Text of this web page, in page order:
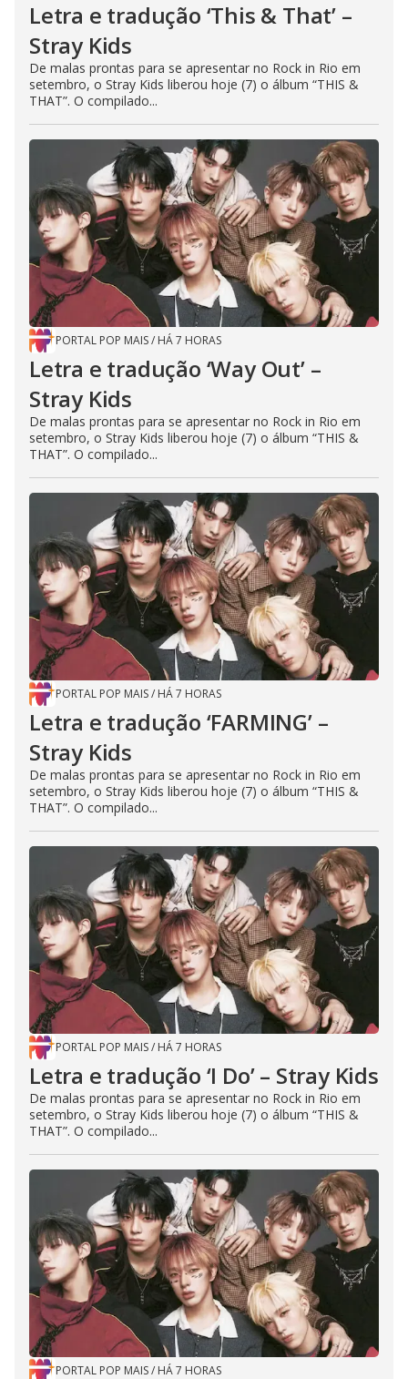
Letra e tradução ‘This & That’ –
Stray Kids
De malas prontas para se apresentar no Rock in Rio em
setembro, o Stray Kids liberou hoje (7) o álbum “THIS &
THAT”. O compilado...
PORTAL POP MAIS/ HÁ 7 HORAS
Letra e tradução ‘Way Out’ –
Stray Kids
De malas prontas para se apresentar no Rock in Rio em
setembro, o Stray Kids liberou hoje (7) o álbum “THIS &
THAT”. O compilado...
PORTAL POP MAIS/ HÁ 7 HORAS
Letra e tradução ‘FARMING’ –
Stray Kids
De malas prontas para se apresentar no Rock in Rio em
setembro, o Stray Kids liberou hoje (7) o álbum “THIS &
THAT”. O compilado...
PORTAL POP MAIS/ HÁ 7 HORAS
Letra e tradução ‘I Do’ – Stray Kids
De malas prontas para se apresentar no Rock in Rio em
setembro, o Stray Kids liberou hoje (7) o álbum “THIS &
THAT”. O compilado...
PORTAL POP MAIS/ HÁ 7 HORAS